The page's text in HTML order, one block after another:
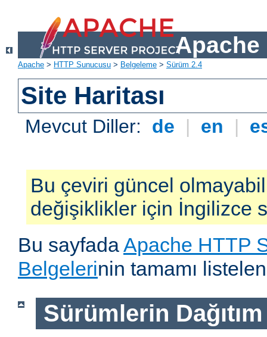
Apache
Apache > HTTP Sunucusu > Belgeleme > Sürüm 2.4
Site Haritası
Mevcut Diller: de | en |
Bu çeviri güncel
değişiklikler için İngilizce
Bu sayfadaApache HTTP
Belgelerinin tamamı
Sürümlerin